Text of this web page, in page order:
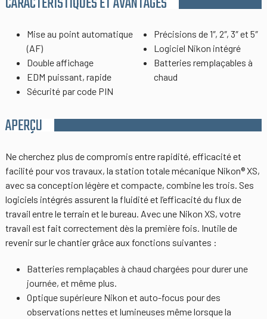
Mise au point automatique
(AF)
Double affichage
EDM puissant, rapide
Sécurité par code PIN
Précisions de 1″, 2″, 3″ et 5″
Logiciel Nikon intégré
Batteries remplaçables à
chaud
APERÇU
Ne cherchez plus de compromis entre rapidité, efficacité et
facilité pour vos travaux, la station totale mécanique Nikon® XS,
avec sa conception légère et compacte, combine les trois. Ses
logiciels intégrés assurent la fluidité et l’efficacité du flux de
travail entre le terrain et le bureau. Avec une Nikon XS, votre
travail est fait correctement dès la première fois. Inutile de
revenir sur le chantier grâce aux fonctions suivantes :
Batteries remplaçables à chaud chargées pour durer une
journée, et même plus.
Optique supérieure Nikon et auto-focus pour des
observations nettes et lumineuses même lorsque la